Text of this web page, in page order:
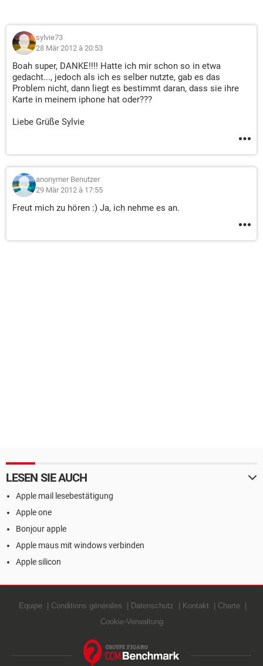
sylvie73
28 Mär 2012 à 20:53
Boah super, DANKE!!!! Hatte ich mir schon so in etwa
gedacht..., jedoch als ich es selber nutzte, gab es das
Problem nicht, dann liegt es bestimmt daran, dass sie ihre
Karte in meinem iphone hat oder???
Liebe Grüße Sylvie
anonymer Benutzer
29 Mär 2012 à 17:55
Freut mich zu hören :) Ja, ich nehme es an.
LESEN SIE AUCH
Apple mail lesebestätigung
Apple one
Bonjour apple
Apple maus mit windows verbinden
Apple silicon
Equipe Conditions générales Datenschutz Kontakt
Charte
Cookie-Verwaltung